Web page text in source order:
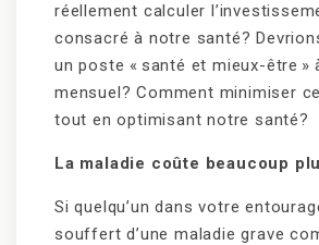
réellement calculer
consacré à notre santé?
un poste « santé et mieux-être »
mensuel? Comment minimiser
tout en optimisant notre santé?
La maladie coûte beaucoup
Si quelqu’un dans votre
souffert d’une maladie grave